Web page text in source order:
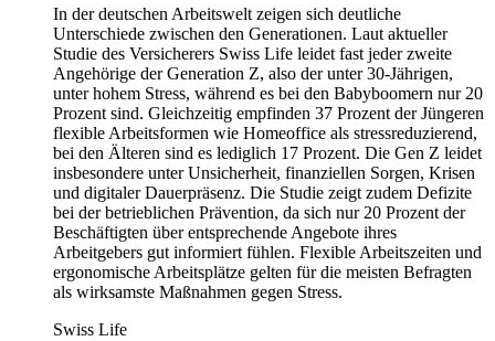
In der deutschen Arbeitswelt zeigen sich deutliche
Unterschiede zwischen den Generationen. Laut aktueller
Studie des Versicherers Swiss Life leidet fast jeder zweite
Angehörige der Generation Z, also der unter 30-Jährigen,
unter hohem Stress, während es bei den Babyboomern nur 20
Prozent sind. Gleichzeitig empfinden 37 Prozent der Jüngeren
flexible Arbeitsformen wie Homeoffice als stressreduzierend,
bei den Älteren sind es lediglich 17 Prozent. Die Gen Z leidet
insbesondere unter Unsicherheit, finanziellen Sorgen, Krisen
und digitaler Dauerpräsenz. Die Studie zeigt zudem Defizite
bei der betrieblichen Prävention, da sich nur 20 Prozent der
Beschäftigten über entsprechende Angebote ihres
Arbeitgebers gut informiert fühlen. Flexible Arbeitszeiten und
ergonomische Arbeitsplätze gelten für die meisten Befragten
als wirksamste Maßnahmen gegen Stress.
Swiss Life